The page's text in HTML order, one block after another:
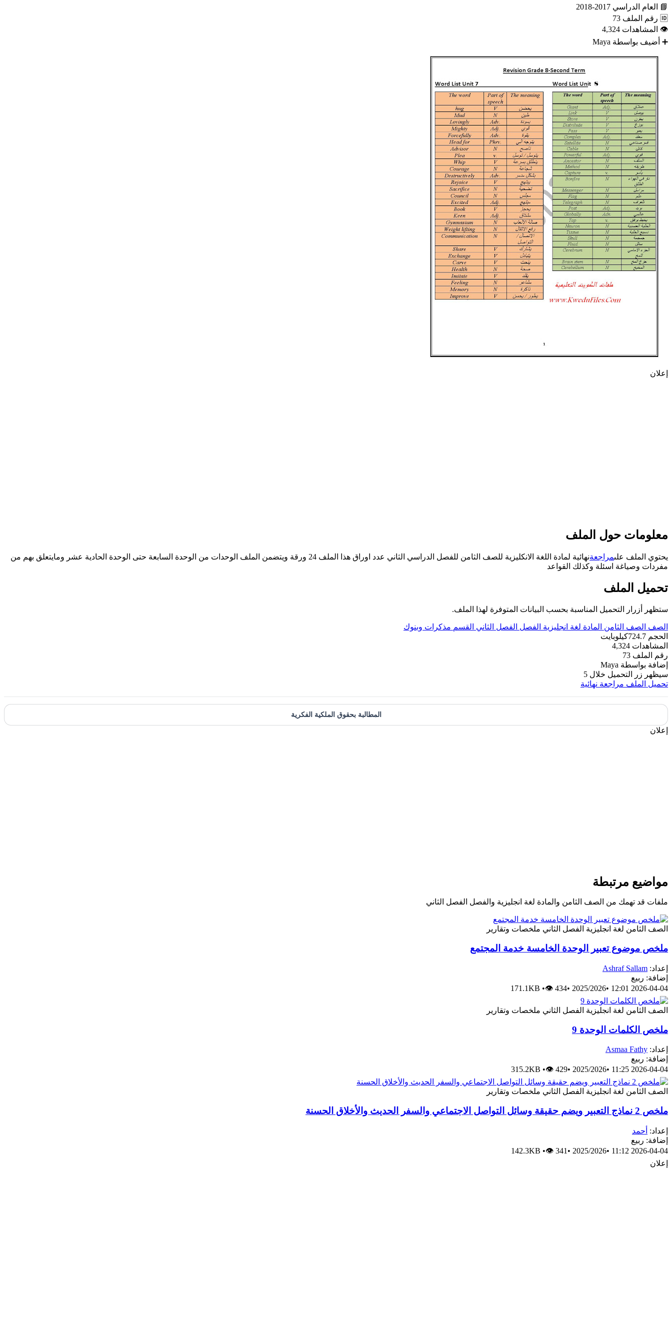
📘 العام الدراسي 2017-2018
🆔 رقم الملف 73
👁 المشاهدات 4,324
➕ أضيف بواسطة Maya
إعلان
معلومات حول الملف
يحتوي الملف علىمراجعة
نهائية لمادة اللغة الانكليزية للصف الثامن للفصل الدراسي الثاني عدد اوراق هذا الملف 24 ورقة ويتضمن الملف الوحدات من الوحدة السابعة حتى الوحدة الحادية عشر ومايتعلق بهم من
مفردات وصياغة اسئلة وكذلك القواعد
تحميل الملف
ستظهر أزرار التحميل المناسبة بحسب البيانات المتوفرة لهذا الملف.
الصف الصف الثامن المادة لغة انجليزية الفصل الفصل الثاني القسم مذكرات وبنوك
الحجم 724.7كيلوبايت
المشاهدات 4,324
رقم الملف 73
إضافة بواسطة Maya
سيظهر زر التحميل خلال 5
تحميل الملف مراجعة نهائية
المطالبة بحقوق الملكية الفكرية
إعلان
مواضيع مرتبطة
ملفات قد تهمك من الصف الثامن والمادة لغة انجليزية والفصل الفصل الثاني
الصف الثامن لغة انجليزية الفصل الثاني ملخصات وتقارير
ملخص موضوع تعبير الوحدة الخامسة خدمة المجتمع
إعداد: Ashraf Sallam
إضافة: ربيع
2026-04-04 12:01
•
2025/2026
•
171.1KB •👁 434
الصف الثامن لغة انجليزية الفصل الثاني ملخصات وتقارير
ملخص الكلمات الوحدة 9
إعداد: Asmaa Fathy
إضافة: ربيع
2026-04-04 11:25
•
2025/2026
•
315.2KB •👁 429
الصف الثامن لغة انجليزية الفصل الثاني ملخصات وتقارير
ملخص 2 نماذج التعبير ويضم حقيقة وسائل التواصل الاجتماعي والسفر الحديث والأخلاق الحسنة
إعداد: أحمد
إضافة: ربيع
2026-04-04 11:12
•
2025/2026
•
142.3KB •👁 341
إعلان